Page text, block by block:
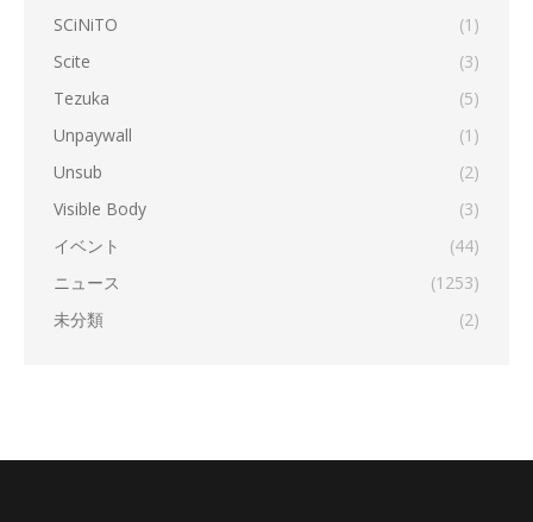
SCiNiTO
(1)
Scite
(3)
Tezuka
(5)
Unpaywall
(1)
Unsub
(2)
Visible Body
(3)
イベント
(44)
ニュース
(1253)
未分類
(2)